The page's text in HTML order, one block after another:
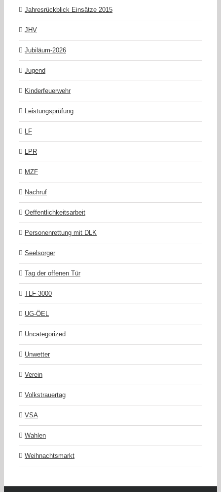
Jahresrückblick Einsätze 2015
JHV
Jubiläum-2026
Jugend
Kinderfeuerwehr
Leistungsprüfung
LF
LPR
MZF
Nachruf
Oeffentlichkeitsarbeit
Personenrettung mit DLK
Seelsorger
Tag der offenen Tür
TLF-3000
UG-ÖEL
Uncategorized
Unwetter
Verein
Volkstrauertag
VSA
Wahlen
Weihnachtsmarkt